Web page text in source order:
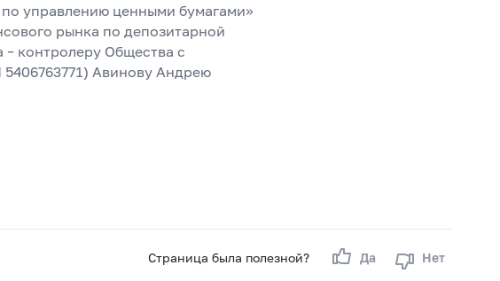
управлению ценными бумагами»
рынка по депозитарной
– контролеру Общества с
Авинову Андрею
Страница была полезной? Да Нет